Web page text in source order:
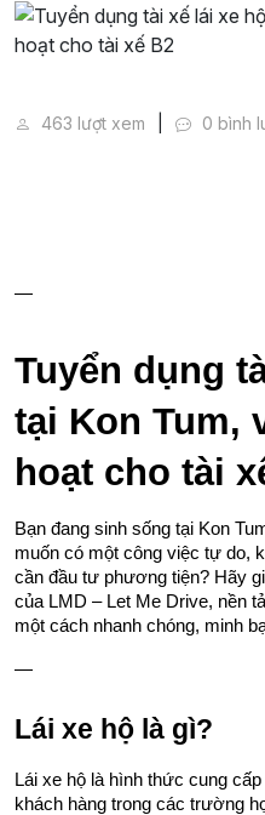
463 lượt xem 0 bình
—
Tuyển dụng
tại Kon Tum,
hoạt cho tài
Bạn đang sinh sống tại Kon
muốn có một công việc tự do,
cần đầu tư phương tiện? Hãy
của LMD – Let Me Drive, nền
một cách nhanh chóng, minh
—
Lái xe hộ là gì?
Lái xe hộ là hình thức cung
khách hàng trong các trường